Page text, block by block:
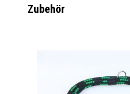
Produktgalerie überspringen
Zubehör